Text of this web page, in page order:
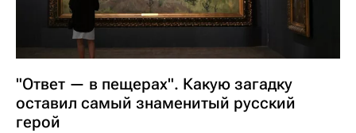
"Ответ — в пещерах". Какую загадку
оставил самый знаменитый русский
герой